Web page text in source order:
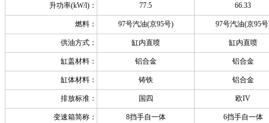
升功率(kW/l)： 77.5 66.33
燃料： 97号汽油(京95号) 97号汽油(京95
供油方式： 缸内直喷 缸内直喷
缸盖材料： 铝合金 铝合金
缸体材料： 铸铁 铝合金
排放标准： 国四 欧IV
变速箱简称： 8挡手自一体 6挡手自一体